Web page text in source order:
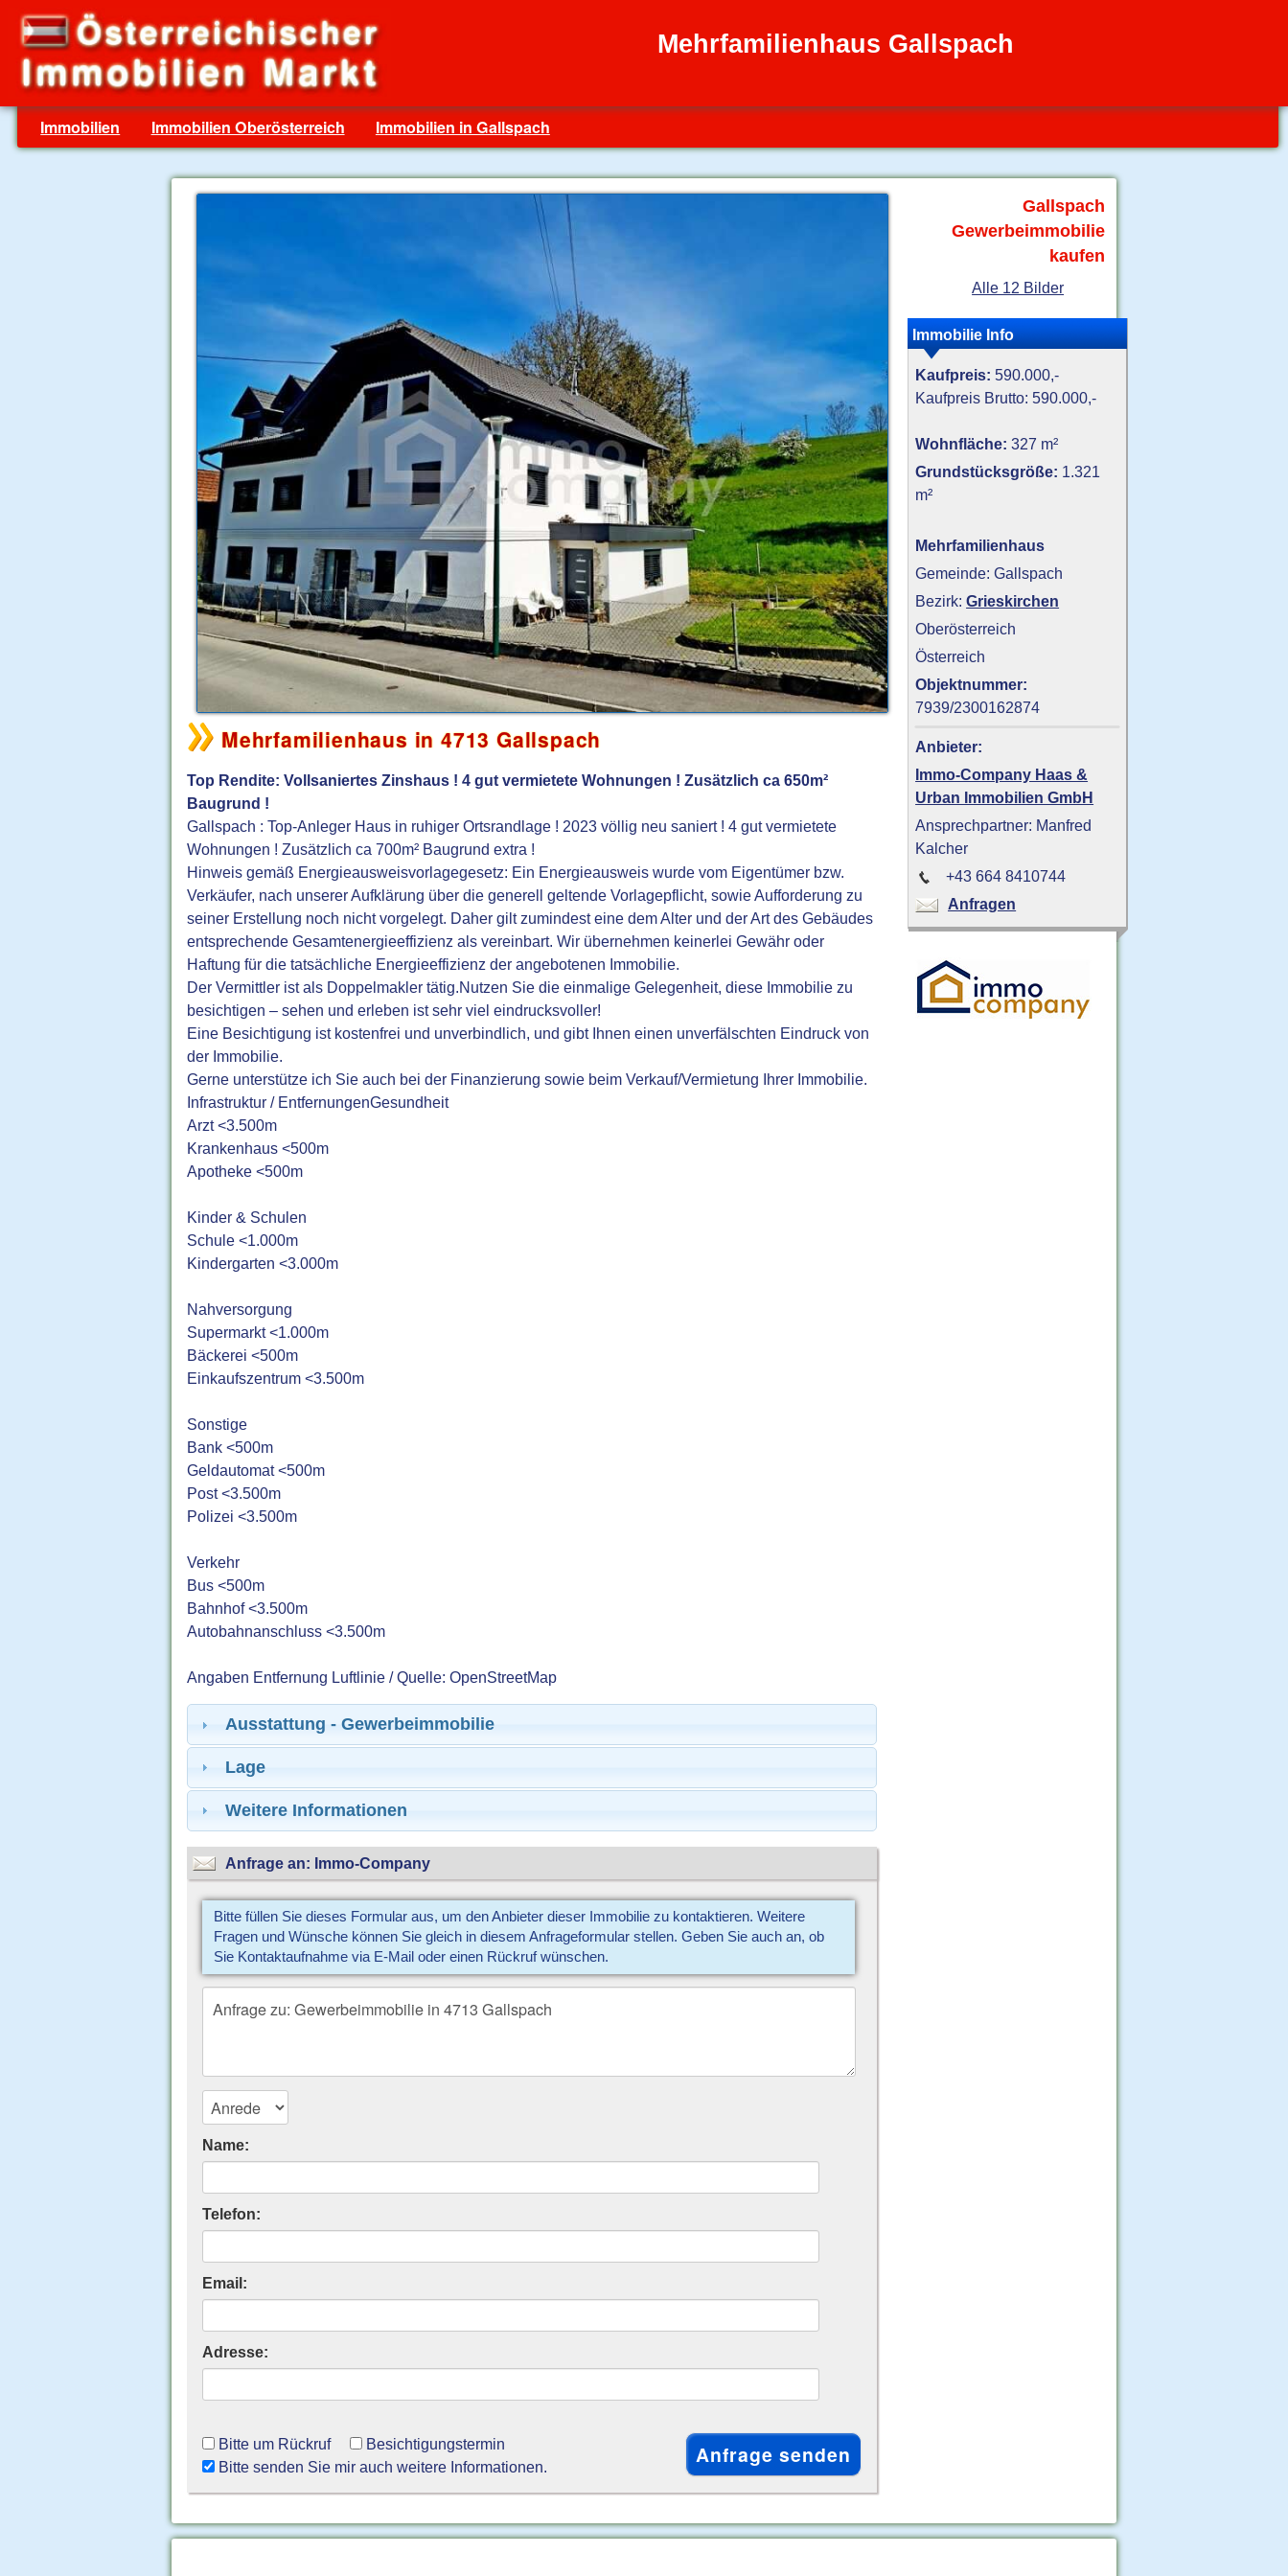
Mehrfamilienhaus Gallspach
Immobilien Immobilien Oberösterreich Immobilien in Gallspach
Mehrfamilienhaus in 4713 Gallspach
Top Rendite: Vollsaniertes Zinshaus ! 4 gut vermietete Wohnungen ! Zusätzlich ca 650m²
Baugrund !
Gallspach : Top-Anleger Haus in ruhiger Ortsrandlage ! 2023 völlig neu saniert ! 4 gut vermietete
Wohnungen ! Zusätzlich ca 700m² Baugrund extra !
Hinweis gemäß Energieausweisvorlagegesetz: Ein Energieausweis wurde vom Eigentümer bzw.
Verkäufer, nach unserer Aufklärung über die generell geltende Vorlagepflicht, sowie Aufforderung zu
seiner Erstellung noch nicht vorgelegt. Daher gilt zumindest eine dem Alter und der Art des Gebäudes
entsprechende Gesamtenergieeffizienz als vereinbart. Wir übernehmen keinerlei Gewähr oder
Haftung für die tatsächliche Energieeffizienz der angebotenen Immobilie.
Der Vermittler ist als Doppelmakler tätig.Nutzen Sie die einmalige Gelegenheit, diese Immobilie zu
besichtigen – sehen und erleben ist sehr viel eindrucksvoller!
Eine Besichtigung ist kostenfrei und unverbindlich, und gibt Ihnen einen unverfälschten Eindruck von
der Immobilie.
Gerne unterstütze ich Sie auch bei der Finanzierung sowie beim Verkauf/Vermietung Ihrer Immobilie.
Infrastruktur / EntfernungenGesundheit
Arzt <3.500m
Krankenhaus <500m
Apotheke <500m
Kinder & Schulen
Schule <1.000m
Kindergarten <3.000m
Nahversorgung
Supermarkt <1.000m
Bäckerei <500m
Einkaufszentrum <3.500m
Sonstige
Bank <500m
Geldautomat <500m
Post <3.500m
Polizei <3.500m
Verkehr
Bus <500m
Bahnhof <3.500m
Autobahnanschluss <3.500m
Angaben Entfernung Luftlinie / Quelle: OpenStreetMap
Ausstattung - Gewerbeimmobilie
Lage
Weitere Informationen
Anfrage an: Immo-Company
Bitte füllen Sie dieses Formular aus, um den Anbieter dieser Immobilie zu kontaktieren. Weitere
Fragen und Wünsche können Sie gleich in diesem Anfrageformular stellen. Geben Sie auch an, ob
Sie Kontaktaufnahme via E-Mail oder einen Rückruf wünschen.
Name:
Telefon:
Email:
Adresse:
Bitte um Rückruf
Besichtigungstermin
Bitte senden Sie mir auch weitere Informationen.
Gallspach
Gewerbeimmobilie
kaufen
Alle 12 Bilder
Immobilie Info
Kaufpreis: 590.000,-
Kaufpreis Brutto: 590.000,-
Wohnfläche: 327 m²
Grundstücksgröße: 1.321
m²
Mehrfamilienhaus
Gemeinde: Gallspach
Bezirk:Grieskirchen
Oberösterreich
Österreich
Objektnummer:
7939/2300162874
Anbieter:
Immo-Company Haas &
Urban Immobilien GmbH
Ansprechpartner: Manfred
Kalcher
+43 664 8410744
Anfragen